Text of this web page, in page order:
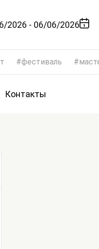
2026 - 06/06/2026
фестиваль
Контакты